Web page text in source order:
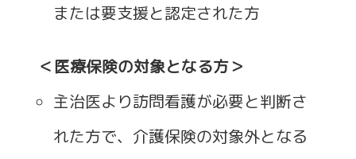
または要支援と認定された方
＜医療保険の対象となる方＞
主治医より訪問看護が必要と判断さ
れた方で、介護保険の対象外となる